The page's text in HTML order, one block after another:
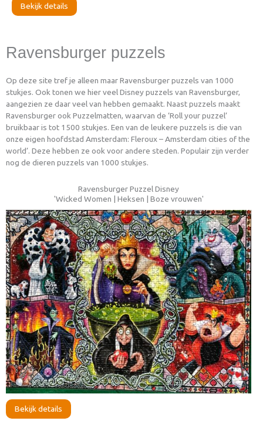
Bekijk details
Ravensburger puzzels
Op deze site tref je alleen maar Ravensburger puzzels van 1000
stukjes. Ook tonen we hier veel Disney puzzels van Ravensburger,
aangezien ze daar veel van hebben gemaakt. Naast puzzels maakt
Ravensburger ook Puzzelmatten, waarvan de ‘Roll your puzzel’
bruikbaar is tot 1500 stukjes. Een van de leukere puzzels is die van
onze eigen hoofdstad Amsterdam: Fleroux – Amsterdam cities of the
world’. Deze hebben ze ook voor andere steden. Populair zijn verder
nog de dieren puzzels van 1000 stukjes.
Ravensburger Puzzel Disney
'Wicked Women | Heksen | Boze vrouwen'
Bekijk details